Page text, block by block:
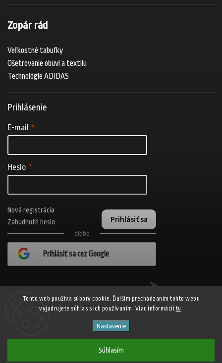
Tento web používa súbory cookie. Ďalším prechádzaním tohto webu
vyjadrujete súhlas s ich používaním. Viac informácií tu .
Nastavenie
Súhlasím
Zopár rád
Veľkostné tabuľky
Ošetrovanie obuvi a textilu
Technológie ADIDAS
Prihlásenie
E-mail
Heslo
Prihlásiť sa
Nová registrácia
Zabudnuté heslo
alebo
Prihlásiť sa cez Google
ADISPORT.sk - adidas online športový obchod
práva vyhradené.